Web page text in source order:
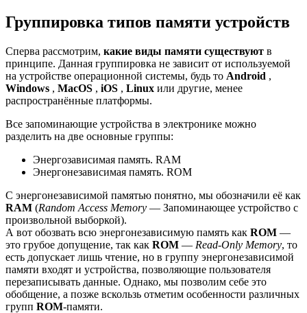
Группировка типов памяти устройств
Сперва рассмотрим, какие виды памяти существуют в
принципе. Данная группировка не зависит от используемой
на устройстве операционной системы, будь то Android ,
Windows , MacOS , iOS , Linux или другие, менее
распространённые платформы.
Все запоминающие устройства в электронике можно
разделить на две основные группы:
Энергозависимая память. RAM
Энергонезависимая память. ROM
С энергонезависимой памятью понятно, мы обозначили её как
RAM (Random Access Memory — Запоминающее устройство с
произвольной выборкой).
А вот обозвать всю энергонезависимую память как ROM —
это грубое допущение, так как ROM — Read-Only Memory, то
есть допускает лишь чтение, но в группу энергонезависимой
памяти входят и устройства, позволяющие пользователя
перезаписывать данные. Однако, мы позволим себе это
обобщение, а позже вскользь отметим особенности различных
групп ROM-памяти.